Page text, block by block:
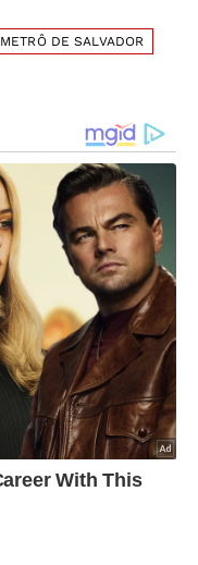
METRÔ DE SALVADOR